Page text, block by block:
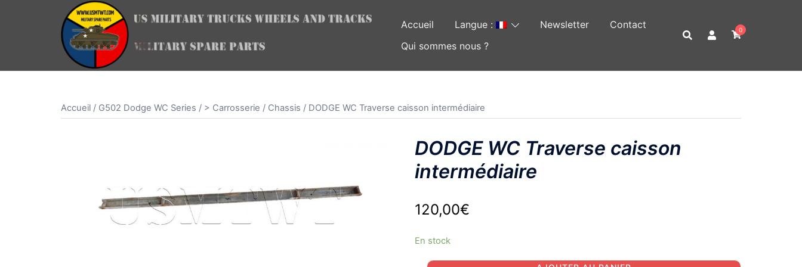
Accueil Langue : Newsletter
Contact
Qui sommes nous ?
0
Accueil / G502 Dodge WC Series / > Carrosserie / Chassis / DODGE WC Traverse caisson intermédiaire
DODGE WC Traverse caisson
intermédiaire
120,00€
En stock